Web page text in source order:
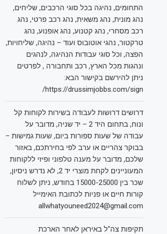
התחומים, נהיגה בכל סוגי הרכבים, שליחים,
נהג מונית, נהג משאית, נהג רכב פרטי, נהג
רכב מסחרי, נהג קטנוע, נהג אופנוע, נהג
טרקטור, נהגי אוטובוס ועוד – נהיגה, שליחויות,
הפצה, וכל סוגי עבודות הנהיגה, לנהגים
ונהגות מכל הארץ, רכב ותחבורה , לפרטים
ניתן להירשם בקישור הבא:
https://drussimjobbs.com/sign/
דרושים דרושות לעבודה בשירות לקוחות קל
ונוח, בתחום היד 2 – יד שניה, מדובר על
עבודה של שעות ספורות ביום, שעות גמישות –
בבוקר צהריים או ערב לפי בחירתכם, באזור
שלכם, מדובר על מענה טלפוני ופיזי ללקוחות
המעוניינים לקחת מוצרי יד 2, לא נדרש ניסיון,
שכר בין 15000-25000 בחודש, ניתן לשלוח
קורות חיים או פניות לכתובת האימייל
allwhatyouneed2024@gmail.com
תקיפות צה"ל באיראן לאחר הארכת